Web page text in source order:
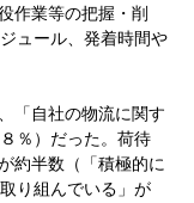
作業等の把握・削
ュール、発着時間や
「自社の物流に関す
％）だった。荷待
約半数（「積極的に
り組んでいる」が